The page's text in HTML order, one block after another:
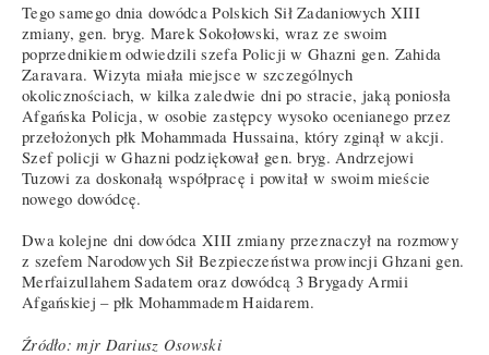
Tego samego dnia dowódca Polskich Sił Zadaniowych XIII
zmiany, gen. bryg. Marek Sokołowski, wraz ze swoim
poprzednikiem odwiedzili szefa Policji w Ghazni gen. Zahida
Zaravara. Wizyta miała miejsce w szczególnych
okolicznościach, w kilka zaledwie dni po stracie, jaką poniosła
Afgańska Policja, w osobie zastępcy wysoko ocenianego przez
przełożonych płk Mohammada Hussaina, który zginął w akcji.
Szef policji w Ghazni podziękował gen. bryg. Andrzejowi
Tuzowi za doskonałą współpracę i powitał w swoim mieście
nowego dowódcę.
Dwa kolejne dni dowódca XIII zmiany przeznaczył na rozmowy
z szefem Narodowych Sił Bezpieczeństwa prowincji Ghzani gen.
Merfaizullahem Sadatem oraz dowódcą 3 Brygady Armii
Afgańskiej – płk Mohammadem Haidarem.
Źródło: mjr Dariusz Osowski